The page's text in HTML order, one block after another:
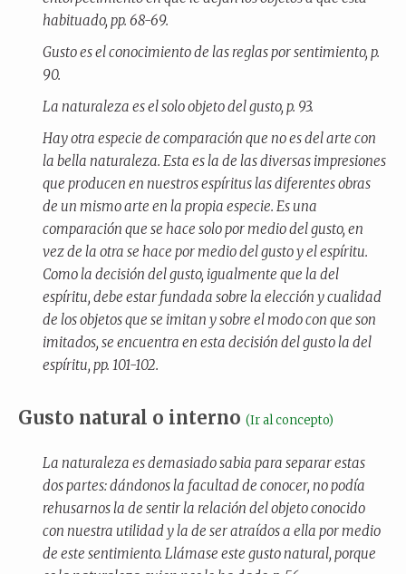
habituado, pp. 68-69.
Gusto es el conocimiento de las reglas por sentimiento, p.
90.
La naturaleza es el solo objeto del gusto, p. 93.
Hay otra especie de comparación que no es del arte con
la bella naturaleza. Esta es la de las diversas impresiones
que producen en nuestros espíritus las diferentes obras
de un mismo arte en la propia especie. Es una
comparación que se hace solo por medio del gusto, en
vez de la otra se hace por medio del gusto y el espíritu.
Como la decisión del gusto, igualmente que la del
espíritu, debe estar fundada sobre la elección y cualidad
de los objetos que se imitan y sobre el modo con que son
imitados, se encuentra en esta decisión del gusto la del
espíritu, pp. 101-102.
Gusto natural o interno (Ir al concepto)
La naturaleza es demasiado sabia para separar estas
dos partes: dándonos la facultad de conocer, no podía
rehusarnos la de sentir la relación del objeto conocido
con nuestra utilidad y la de ser atraídos a ella por medio
de este sentimiento. Llámase estegusto natural, porque